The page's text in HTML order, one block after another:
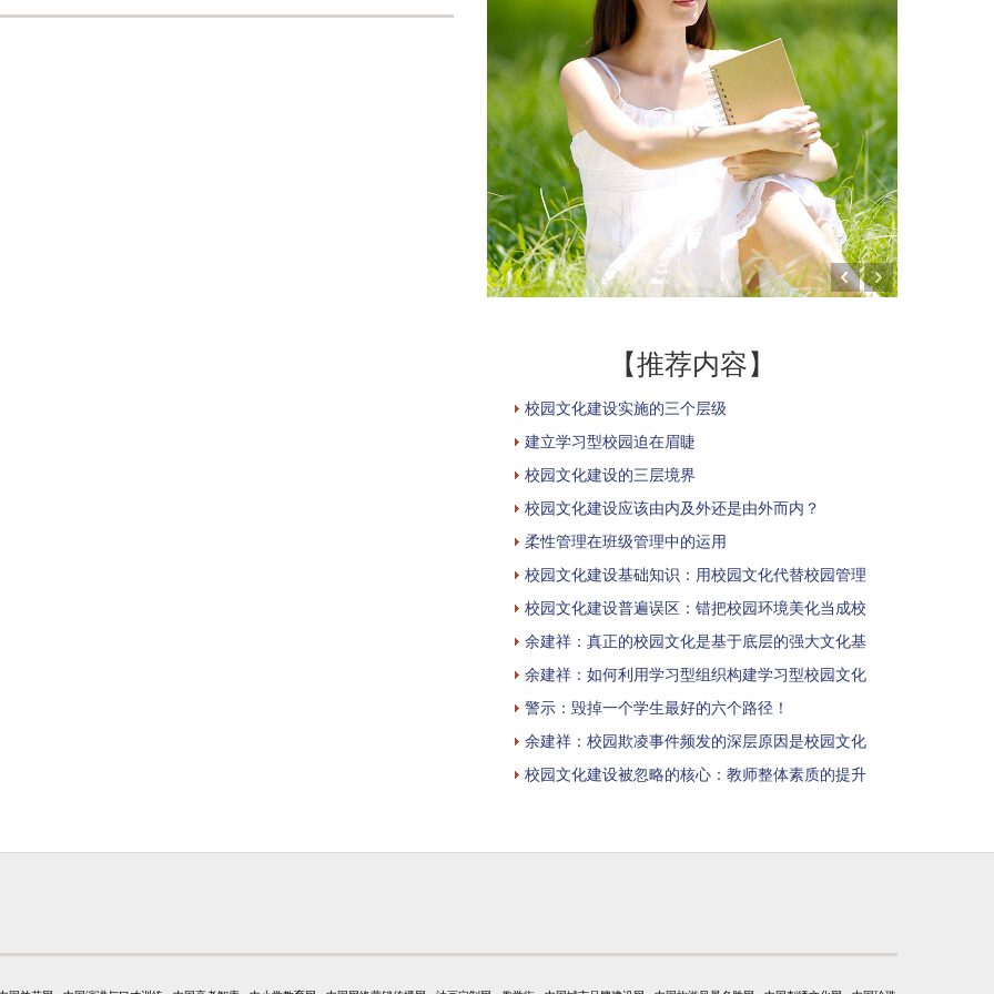
【推荐内容】
校园文化建设实施的三个层级
建立学习型校园迫在眉睫
校园文化建设的三层境界
校园文化建设应该由内及外还是由外而内？
柔性管理在班级管理中的运用
校园文化建设基础知识：用校园文化代替校园管理
校园文化建设普遍误区：错把校园环境美化当成校
余建祥：真正的校园文化是基于底层的强大文化基
余建祥：如何利用学习型组织构建学习型校园文化
警示：毁掉一个学生最好的六个路径！
余建祥：校园欺凌事件频发的深层原因是校园文化
校园文化建设被忽略的核心：教师整体素质的提升